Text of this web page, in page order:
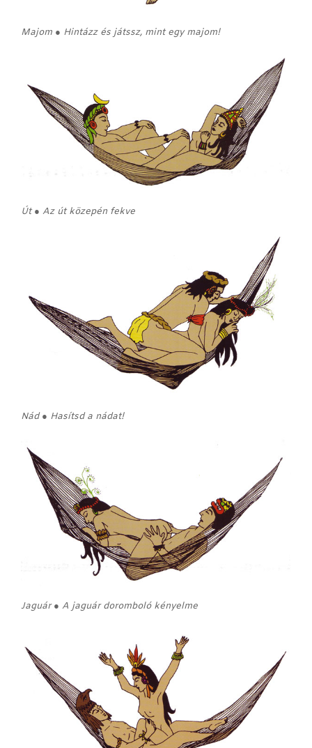
Majom ● Hintázz és játssz, mint egy majom!
Út ● Az út közepén fekve
Nád ● Hasítsd a nádat!
Jaguár ● A jaguár doromboló kényelme